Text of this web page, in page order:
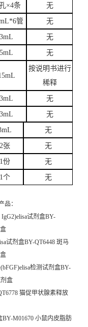
×4条 无
管 无
3mL 无
5mL 无
按说明书进行
稀释
3mL 无
3mL 无
无
2张 无
1份 无
1个 无
品：
试剂盒BY-
试剂盒BY-QT6448 斑马
检测试剂盒BY-
盒
猫促甲状腺素释放
BY-M01670 小鼠内皮脂肪